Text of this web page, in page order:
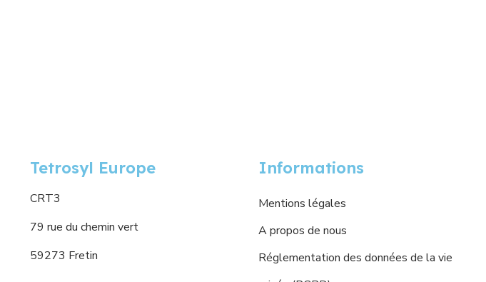
Tetrosyl Europe
CRT3
79 rue du chemin vert
59273 Fretin
Informations
Mentions légales
A propos de nous
Réglementation des données de la vie